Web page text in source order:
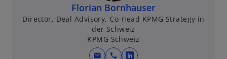
Florian Bornhauser
Director, Deal Advisory, Co-Head KPMG Strategy in
der Schweiz
KPMG Schweiz
mail call